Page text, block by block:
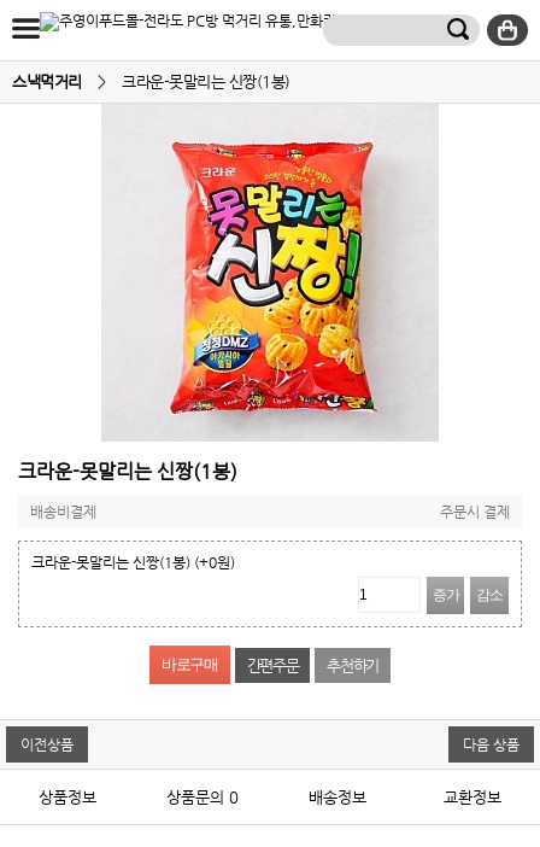
스낵먹거리 > 크라운-못말리는 신짱(1봉)
크라운-못말리는 신짱(1봉)
배송비결제 주문시 결제
크라운-못말리는 신짱(1봉) (+0원)
증가
감소
간편주문 추천하기
이전상품 다음 상품
상품정보 상품문의 0 배송정보 교환정보